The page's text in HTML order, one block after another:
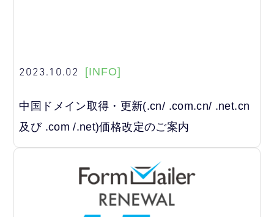
2023.10.02 [INFO]
中国ドメイン取得・更新(.cn/ .com.cn/ .net.cn
及び .com /.net)価格改定のご案内